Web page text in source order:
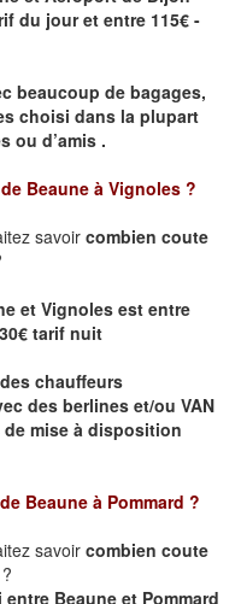
du jour et entre 115€ -
beaucoup de bagages,
choisi dans la plupart
ou d’amis .
Beaune à Vignoles ?
savoir combien coute
et Vignoles est entre
tarif nuit
chauffeurs
des berlines et/ou VAN
mise à disposition
Beaune à Pommard ?
savoir combien coute
?
Beaune et Pommard